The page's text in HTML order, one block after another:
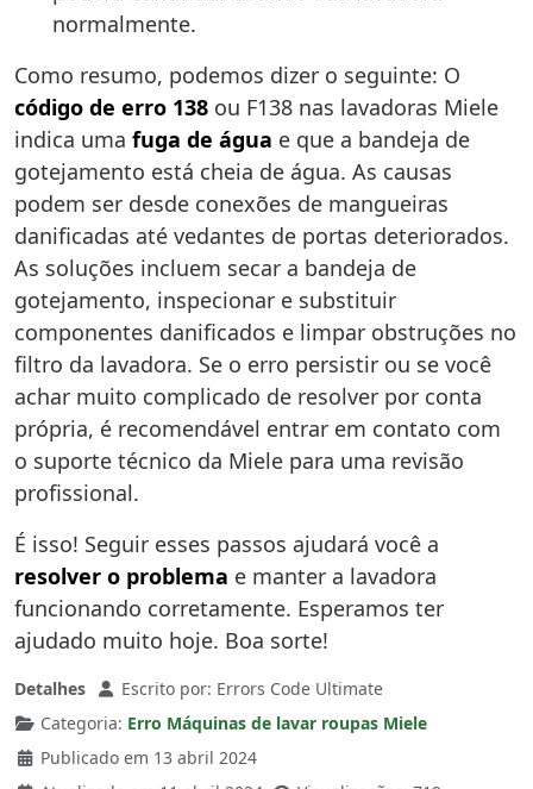
normalmente.
Como resumo, podemos dizer o seguinte: O
código de erro 138 ou F138 nas lavadoras Miele
indica uma fuga de água e que a bandeja de
gotejamento está cheia de água. As causas
podem ser desde conexões de mangueiras
danificadas até vedantes de portas deteriorados.
As soluções incluem secar a bandeja de
gotejamento, inspecionar e substituir
componentes danificados e limpar obstruções no
filtro da lavadora. Se o erro persistir ou se você
achar muito complicado de resolver por conta
própria, é recomendável entrar em contato com
o suporte técnico da Miele para uma revisão
profissional.
É isso! Seguir esses passos ajudará você a
resolver o problema e manter a lavadora
funcionando corretamente. Esperamos ter
ajudado muito hoje. Boa sorte!
Detalhes Escrito por: Errors Code Ultimate
Categoria: Erro Máquinas de lavar roupas Miele
Publicado em 13 abril 2024